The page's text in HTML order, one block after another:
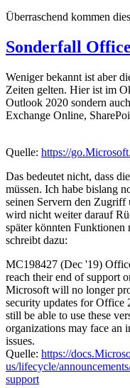
Überraschend kommen
Sonderfall
Weniger bekannt ist aber
Zeiten gelten. Hier ist im
Outlook 2020 sondern
Exchange Online,
Quelle: https://
Das bedeutet nicht, dass
müssen. Ich habe bislang
seinen Servern den
wird nicht weiter darauf
später könnten
schreibt dazu:
MC198427 (Dec '19)
reach their end of support
Microsoft will no longer
security updates for
still be able to use these
organizations may face an
issues.
Quelle: https://
us/lifecycle/
support